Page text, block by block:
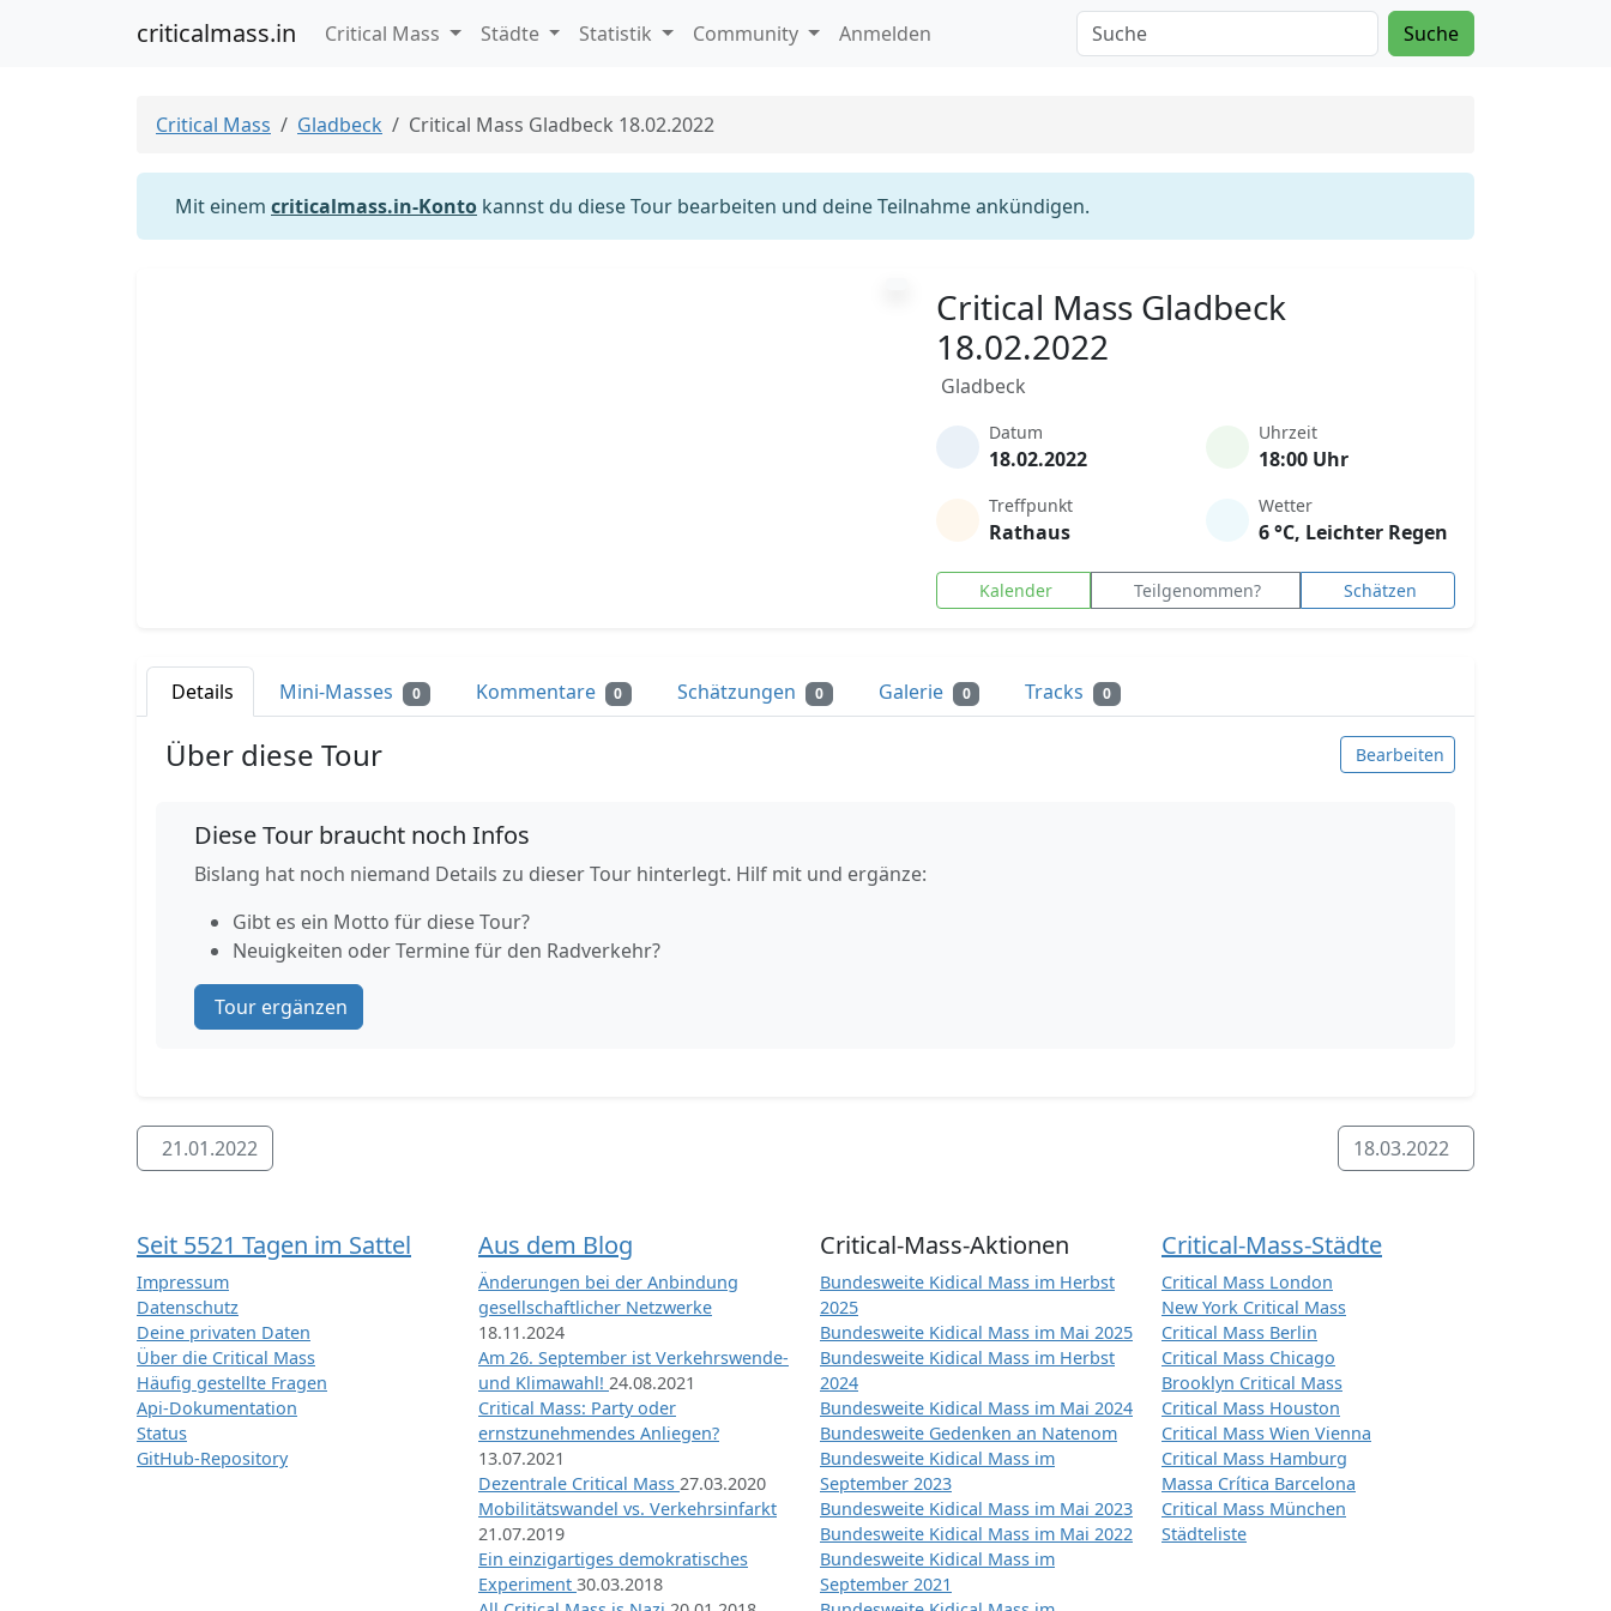
criticalmass.in Critical Mass Städte Statistik Community Anmelden Suche
Critical Mass Gladbeck Critical Mass Gladbeck 18.02.2022
Mit einem criticalmass.in-Konto kannst du diese Tour bearbeiten und deine Teilnahme ankündigen.
Critical Mass Gladbeck
18.02.2022
Gladbeck
Datum
18.02.2022
Uhrzeit
18:00 Uhr
Treffpunkt
Rathaus
Wetter
6 °C, Leichter Regen
Kalender Teilgenommen? Schätzen
Details Mini-Masses 0 Kommentare 0 Schätzungen 0 Galerie 0 Tracks 0
Über diese Tour Bearbeiten
Diese Tour braucht noch Infos
Bislang hat noch niemand Details zu dieser Tour hinterlegt. Hilf mit und ergänze:
Gibt es ein Motto für diese Tour?
Neuigkeiten oder Termine für den Radverkehr?
Tour ergänzen
21.01.2022 18.03.2022
Seit 5521 Tagen im Sattel
Impressum
Datenschutz
Deine privaten Daten
Über die Critical Mass
Häufig gestellte Fragen
Api-Dokumentation
Status
GitHub-Repository
Aus dem Blog
Änderungen bei der Anbindung
gesellschaftlicher Netzwerke
18.11.2024
Am 26. September ist Verkehrswende-
und Klimawahl! 24.08.2021
Critical Mass: Party oder
ernstzunehmendes Anliegen?
13.07.2021
Dezentrale Critical Mass 27.03.2020
Mobilitätswandel vs. Verkehrsinfarkt
21.07.2019
Ein einzigartiges demokratisches
Experiment 30.03.2018
Critical-Mass-Aktionen
Bundesweite Kidical Mass im Herbst
2025
Bundesweite Kidical Mass im Mai 2025
Bundesweite Kidical Mass im Herbst
2024
Bundesweite Kidical Mass im Mai 2024
Bundesweite Gedenken an Natenom
Bundesweite Kidical Mass im
September 2023
Bundesweite Kidical Mass im Mai 2023
Bundesweite Kidical Mass im Mai 2022
Bundesweite Kidical Mass im
September 2021
Critical-Mass-Städte
Critical Mass London
New York Critical Mass
Critical Mass Berlin
Critical Mass Chicago
Brooklyn Critical Mass
Critical Mass Houston
Critical Mass Wien Vienna
Critical Mass Hamburg
Massa Crítica Barcelona
Critical Mass München
Städteliste